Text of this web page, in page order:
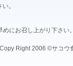
。
にお召し上がり下さい
Copy Right 2006 ©サコウ